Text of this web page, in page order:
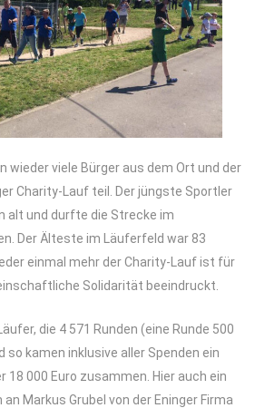
wieder viele Bürger aus dem Ort und der
Charity-Lauf teil. Der jüngste Sportler
alt und durfte die Strecke im
Der Älteste im Läuferfeld war 83
einmal mehr der Charity-Lauf ist für
Solidarität beeindruckt.
die 4 571 Runden (eine Runde 500
so kamen inklusive aller Spenden ein
18 000 Euro zusammen. Hier auch ein
Markus Grubel von der Eninger Firma